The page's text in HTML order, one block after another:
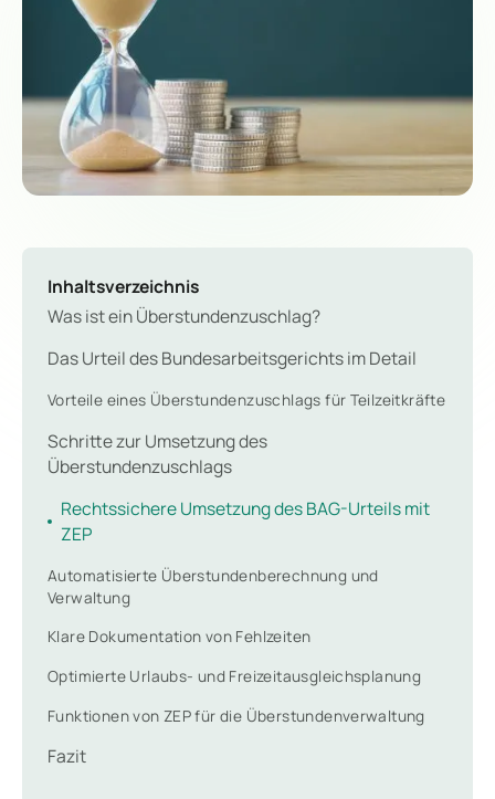
Inhaltsverzeichnis
Was ist ein Überstundenzuschlag?
Das Urteil des Bundesarbeitsgerichts im Detail
Vorteile eines Überstundenzuschlags für Teilzeitkräfte
Schritte zur Umsetzung des
Überstundenzuschlags
Rechtssichere Umsetzung des BAG-Urteils mit
ZEP
Automatisierte Überstundenberechnung und
Verwaltung
Klare Dokumentation von Fehlzeiten
Optimierte Urlaubs- und Freizeitausgleichsplanung
Funktionen von ZEP für die Überstundenverwaltung
Fazit